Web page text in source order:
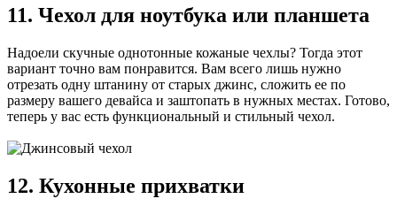
11. Чехол для ноутбука или планшета
Надоели скучные однотонные кожаные чехлы? Тогда этот
вариант точно вам понравится. Вам всего лишь нужно
отрезать одну штанину от старых джинс, сложить ее по
размеру вашего девайса и заштопать в нужных местах. Готово,
теперь у вас есть функциональный и стильный чехол.
12. Кухонные прихватки